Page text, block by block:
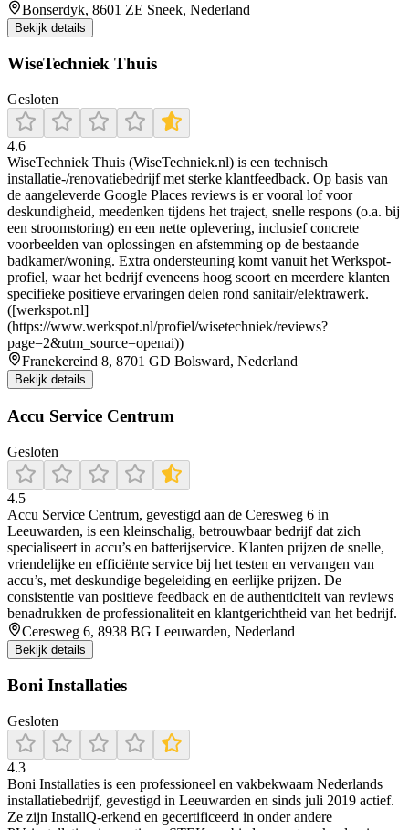
Bonserdyk, 8601 ZE Sneek, Nederland
Bekijk details
WiseTechniek Thuis
Gesloten
4.6
WiseTechniek Thuis (WiseTechniek.nl) is een technisch
installatie-/renovatiebedrijf met sterke klantfeedback. Op basis van
de aangeleverde Google Places reviews is er vooral lof voor
deskundigheid, meedenken tijdens het traject, snelle respons (o.a. bij
een stroomstoring) en een nette oplevering, inclusief concrete
voorbeelden van oplossingen en afstemming op de bestaande
badkamer/woning. Extra ondersteuning komt vanuit het Werkspot-
profiel, waar het bedrijf eveneens hoog scoort en meerdere klanten
specifieke positieve ervaringen delen rond sanitair/elektrawerk.
([werkspot.nl]
(https://www.werkspot.nl/profiel/wisetechniek/reviews?
page=2&utm_source=openai))
Franekereind 8, 8701 GD Bolsward, Nederland
Bekijk details
Accu Service Centrum
Gesloten
4.5
Accu Service Centrum, gevestigd aan de Ceresweg 6 in
Leeuwarden, is een kleinschalig, betrouwbaar bedrijf dat zich
specialiseert in accu’s en batterijservice. Klanten prijzen de snelle,
vriendelijke en efficiënte service bij het testen en vervangen van
accu’s, met deskundige begeleiding en eerlijke prijzen. De
consistentie van positieve feedback en de authenticiteit van reviews
benadrukken de professionaliteit en klantgerichtheid van het bedrijf.
Ceresweg 6, 8938 BG Leeuwarden, Nederland
Bekijk details
Boni Installaties
Gesloten
4.3
Boni Installaties is een professioneel en vakbekwaam Nederlands
installatiebedrijf, gevestigd in Leeuwarden en sinds juli 2019 actief.
Ze zijn InstallQ‑erkend en gecertificeerd in onder andere